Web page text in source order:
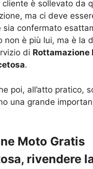
è sollevato da
ma ci deve
sia confermato
non è più lui, ma è la
di Rottamazione
.
poi, all’atto pratico,
una grande
Moto Gratis
rivendere